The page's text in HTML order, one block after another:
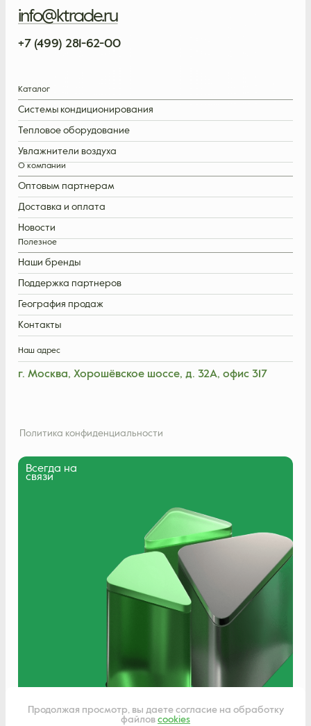
Продолжая просмотр, вы даете согласие на обработку
файлов cookies
info@ktrade.ru
+7 (499) 281-62-00
Каталог
Системы кондиционирования
Тепловое оборудование
Увлажнители воздуха
О компании
Оптовым партнерам
Доставка и оплата
Новости
Полезное
Наши бренды
Поддержка партнеров
География продаж
Контакты
Политика конфиденциальности
Наш адрес
г. Москва, Хорошёвское шоссе, д. 32А, офис 317
Всегда на
связи